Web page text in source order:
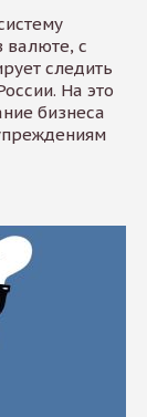
валюте, с
следить
На это
бизнеса